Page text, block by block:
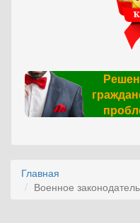
Главная
Военное